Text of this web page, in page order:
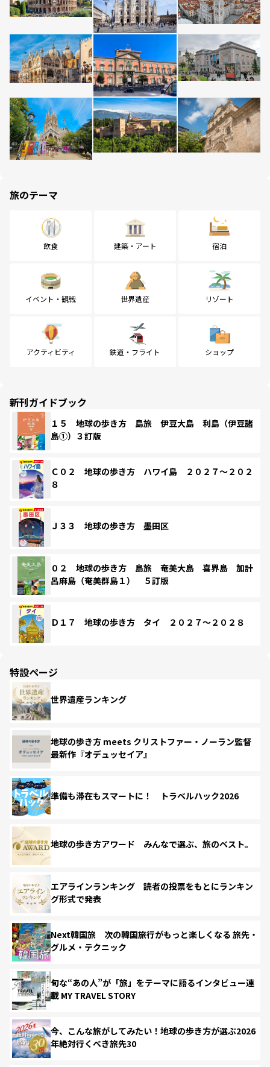
旅のテーマ
飲食 建築・アート 宿泊
イベント・観戦 世界遺産 リゾート
アクティビティ 鉄道・フライト ショップ
新刊ガイドブック
１５ 地球の歩き方 島旅 伊豆大島 利島（伊豆諸
島①）３訂版
Ｃ０２ 地球の歩き方 ハワイ島 ２０２７～２０２
８
Ｊ３３ 地球の歩き方 墨田区
０２ 地球の歩き方 島旅 奄美大島 喜界島 加計
呂麻島（奄美群島１） ５訂版
Ｄ１７ 地球の歩き方 タイ ２０２７～２０２８
特設ページ
世界遺産ランキング
地球の歩き方 meets クリストファー・ノーラン監督
最新作『オデュッセイア』
準備も滞在もスマートに！ トラベルハック2026
地球の歩き方アワード みんなで選ぶ、旅のベスト。
エアラインランキング 読者の投票をもとにランキン
グ形式で発表
Next韓国旅 次の韓国旅行がもっと楽しくなる 旅先・
グルメ・テクニック
旬な“あの人”が「旅」をテーマに語るインタビュー連
載 MY TRAVEL STORY
今、こんな旅がしてみたい！地球の歩き方が選ぶ2026
年絶対行くべき旅先30